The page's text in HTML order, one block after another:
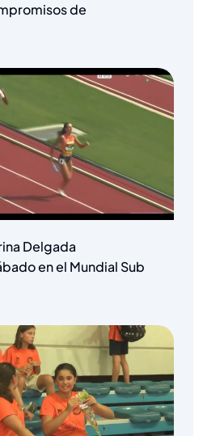
de
Delgada
en el Mundial Sub